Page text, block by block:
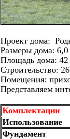
Проект дома:
Размеры дома:
Площадь дома: 42
Строительство:
Помещения:
Представляем
Комплектации
Использование
Фундамент